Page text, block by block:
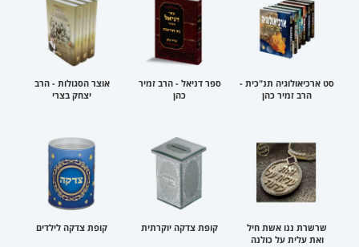
סט ארכיאולוגיה תנ"כית -
הרב זמיר כהן
ספר דניאל - הרב זמיר
כהן
אוצר הסגולות - הרב
יצחק בצרי
שרשרת ננו אשת חיל
ואת עלית על כולנה
קופת צדקה יוקרתית קופת צדקה לילדים